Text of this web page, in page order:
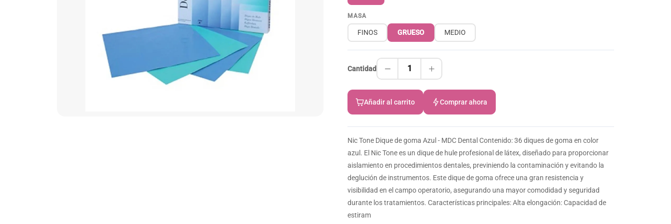
MASA
FINOS GRUESO MEDIO
Cantidad 1
Añadir al carrito Comprar ahora
Nic Tone Dique de goma Azul - MDC Dental Contenido: 36 diques de goma en color
azul. El Nic Tone es un dique de hule profesional de látex, diseñado para proporcionar
aislamiento en procedimientos dentales, previniendo la contaminación y evitando la
deglución de instrumentos. Este dique de goma ofrece una gran resistencia y
visibilidad en el campo operatorio, asegurando una mayor comodidad y seguridad
durante los tratamientos. Características principales: Alta elongación: Capacidad de
estiram